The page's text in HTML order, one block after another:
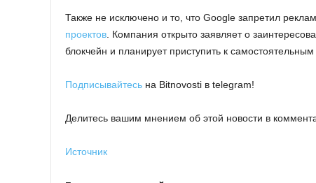
Также не исключено и то, что Google запретил
проектов . Компания открыто заявляет о
блокчейн и планирует приступить к
Подписывайтесь на Bitnovosti в telegram!
Делитесь вашим мнением об этой новости в
Источник